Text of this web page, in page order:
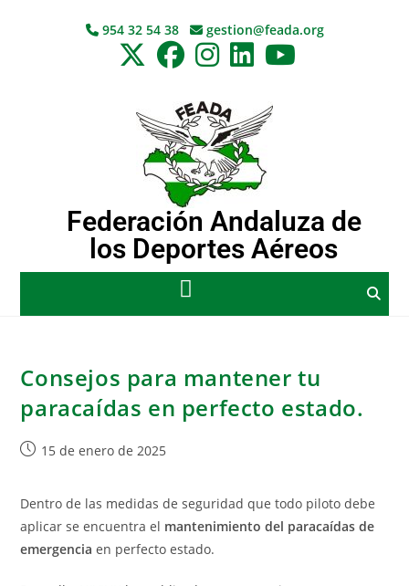
954 32 54 38 gestion@feada.org
Federación Andaluza de
los Deportes Aéreos
Consejos para mantener tu
paracaídas en perfecto estado.
15 de enero de 2025
Dentro de las medidas de seguridad que todo piloto debe
aplicar se encuentra el mantenimiento del paracaídas de
emergencia en perfecto estado.